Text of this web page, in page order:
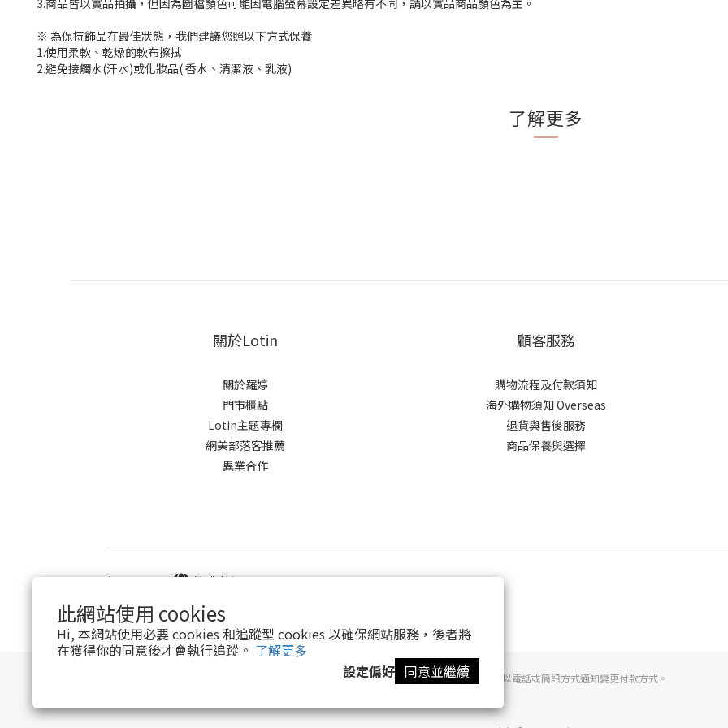
此網站使用 cookies
Hi, 本網站使用必要 cookies 和追蹤型 cookies 以確保網站服務，後者將
在獲得你的同意後才會執行追蹤。 了解更多
設定偏好 同意並繼續
3.商品皆以實品拍攝，但因為圖檔顏色可能因電腦螢幕設定差異略有不同，請以實品商品顏色為主。
※ 為保持飾品在最佳狀態，我們建議您照以下方式保養
1.使用柔軟、乾燥的軟布擦拭
2.避免接觸水(汗水)或化妝品( 香水、清潔液、乳液)
了解更多
關於Lotin
關於羅婷
門市櫃點
Lotin主題專欄
網美部落客推薦
異業合作
顧客服務
購物流程及付款須知
海外購物須知 Overseas
退貨與售後服務
商品保養與選擇
$TWD 繁體中文
提醒您，我們不會以電話或簡訊方式通知變更付款方式。